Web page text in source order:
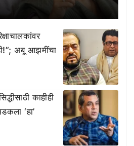
अबू आझमींचा
काहीही
‘हा’